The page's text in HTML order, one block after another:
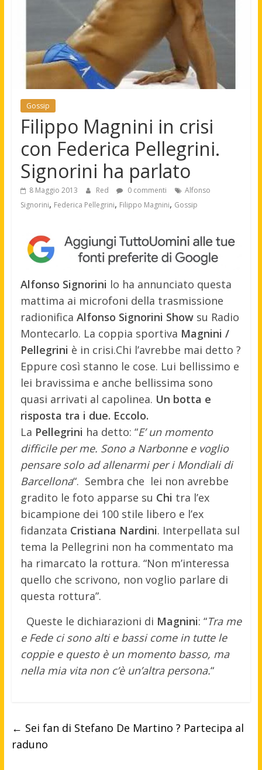
Gossip
Filippo Magnini in crisi
con Federica Pellegrini.
Signorini ha parlato
8 Maggio 2013 Red 0 commenti
Alfonso
Signorini, Federica Pellegrini, Filippo Magnini, Gossip
Alfonso Signorini lo ha annunciato questa
mattima ai microfoni della trasmissione
radionifica Alfonso Signorini Showsu Radio
Montecarlo. La coppia sportiva Magnini /
Pellegrini è in crisi.Chi l’avrebbe mai detto ?
Eppure così stanno le cose. Lui bellissimo e
lei bravissima e anche bellissima sono
quasi arrivati al capolinea. Un botta e
risposta tra i due. Eccolo.
La Pellegrini ha detto: “E’ un momento
difficile per me. Sono a Narbonne e voglio
pensare solo ad allenarmi per i Mondiali di
Barcellona“. Sembra che lei non avrebbe
gradito le foto apparse su Chi tra l’ex
bicampione dei 100 stile libero e l’ex
fidanzata Cristiana Nardini. Interpellata sul
tema la Pellegrini non ha commentato ma
ha rimarcato la rottura. “Non m’interessa
quello che scrivono, non voglio parlare di
questa rottura”.
Queste le dichiarazioni di Magnini: “Tra me
e Fede ci sono alti e bassi come in tutte le
coppie e questo è un momento basso, ma
nella mia vita non c’è un’altra persona.“
← Sei fan di Stefano De Martino ? Partecipa al
raduno